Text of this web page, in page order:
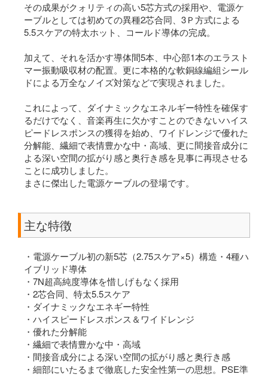
その成果がクォリティの高い5芯方式の採用や、電源ケ
ーブルとしては初めての異種2芯合同、3Ｐ方式による
5.5スケアの特太ホット、コールド導体の完成。
加えて、それを活かす導体間5本、中心部1本のエラスト
マー振動吸収材の配置。更に本格的な軟銅線編組シール
ドによる万全なノイズ対策などで実現されました。
これによって、ダイナミックなエネルギー特性を確保す
るだけでなく、音楽再生に欠かすことのできないハイス
ピードレスポンスの獲得を始め、ワイドレンジで優れた
分解能、繊細で表情豊かな中・高域、更に間接音成分に
よる深い空間の拡がり感と奥行き感を見事に再現させる
ことに成功しました。
まさに傑出した電源ケーブルの登場です。
主な特徴
・電源ケーブル初の新5芯（2.75スケア×5）構造・4種ハ
イブリッド導体
・7N超高純度導体を惜しげもなく採用
・2芯合同、特太5.5スケア
・ダイナミックなエネギー特性
・ハイスピードレスポンス＆ワイドレンジ
・優れた分解能
・繊細で表情豊かな中・高域
・間接音成分による深い空間の拡がり感と奥行き感
・細部にいたるまで徹底した安全性第一の思想。PSE準